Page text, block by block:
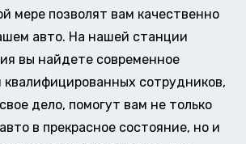
мере позволят вам качественно
авто. На нашей станции
вы найдете современное
квалифицированных сотрудников,
дело, помогут вам не только
в прекрасное состояние, но и